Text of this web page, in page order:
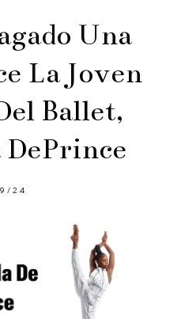
Una
La Joven
Ballet,
24